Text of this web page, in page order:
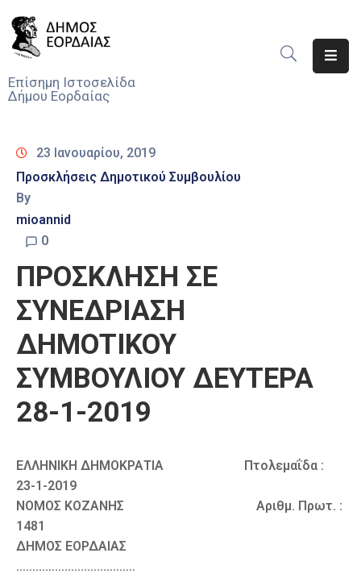
Επίσημη Ιστοσελίδα
Δήμου Εορδαίας
Νέα
Υπηρεσίες
Του
Δήμου
Προσκλήσεις
Αποφάσεις
Τηλέφωνα
Καιρός
23 Ιανουαρίου, 2019
Προσκλήσεις Δημοτικού Συμβουλίου
By
mioannid
0
ΠΡΟΣΚΛΗΣΗ ΣΕ
ΣΥΝΕΔΡΙΑΣΗ
ΔΗΜΟΤΙΚΟΥ
ΣΥΜΒΟΥΛΙΟΥ ΔΕΥΤΕΡΑ
28-1-2019
ΕΛΛΗΝΙΚΗ ΔΗΜΟΚΡΑΤΙΑ Πτολεμαΐδα :
23-1-2019
ΝΟΜΟΣ ΚΟΖΑΝΗΣ Αριθμ. Πρωτ. :
1481
ΔΗΜΟΣ ΕΟΡΔΑΙΑΣ
……………………………….